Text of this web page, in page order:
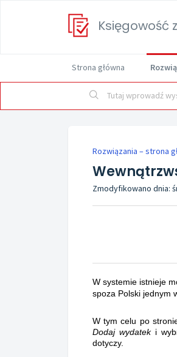
Księgowość
Strona główna
Rozwiązania – strona
Zmodyfikowano dnia:
W systemie istnieje
spoza Polski jednym
W tym celu po
Dodaj wydateki
dotyczy.